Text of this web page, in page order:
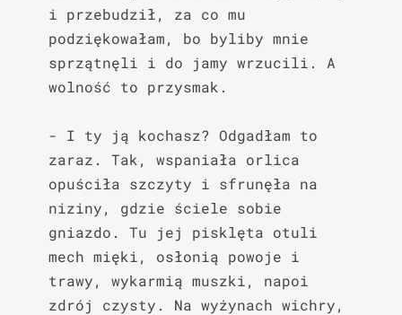
i przebudził, za co mu
podziękowałam, bo byliby mnie
sprzątnęli i do jamy wrzucili. A
wolność to przysmak.
- I ty ją kochasz? Odgadłam to
zaraz. Tak, wspaniała orlica
opuściła szczyty i sfrunęła na
niziny, gdzie ściele sobie
gniazdo. Tu jej pisklęta otuli
mech mięki, osłonią powoje i
trawy, wykarmią muszki, napoi
zdrój czysty. Na wyżynach wichry,